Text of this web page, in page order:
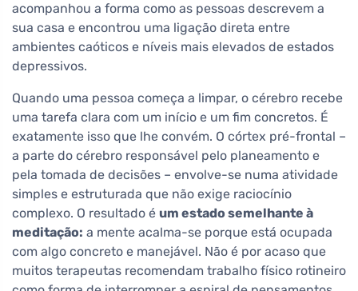
acompanhou a forma como as pessoas descrevem a
sua casa e encontrou uma ligação direta entre
ambientes caóticos e níveis mais elevados de estados
depressivos.
Quando uma pessoa começa a limpar, o cérebro recebe
uma tarefa clara com um início e um fim concretos. É
exatamente isso que lhe convém. O córtex pré-frontal –
a parte do cérebro responsável pelo planeamento e
pela tomada de decisões – envolve-se numa atividade
simples e estruturada que não exige raciocínio
complexo. O resultado é um estado semelhante à
meditação: a mente acalma-se porque está ocupada
com algo concreto e manejável. Não é por acaso que
muitos terapeutas recomendam trabalho físico rotineiro